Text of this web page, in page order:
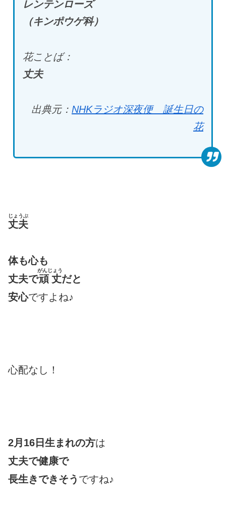
レンテンローズ
（キンポウゲ科）
花ことば：
丈夫
出典元： NHKラジオ深夜便 誕生日の
花
丈夫
じょうぶ
体も心も
丈夫で頑丈
がんじょう
だと
安心ですよね♪
心配なし！
2月16日生まれの方は
丈夫で健康で
長生きできそう ですね♪